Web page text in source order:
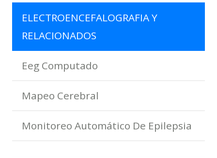
ELECTROENCEFALOGRAFIA Y
RELACIONADOS
Eeg Computado
Mapeo Cerebral
Monitoreo Automático De Epilepsia